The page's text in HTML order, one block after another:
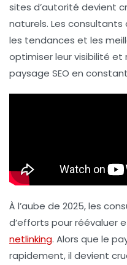
sites d’autorité devient
naturels. Les
les tendances et les
optimiser leur visibilité
paysage SEO en
À l’aube de 2025, les
d’efforts pour réévaluer
netlinking. Alors que le
rapidement, il devient